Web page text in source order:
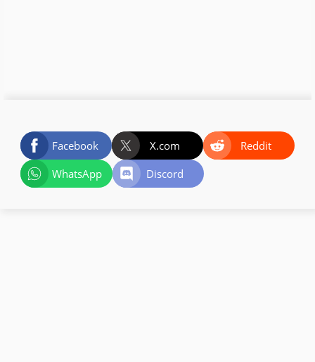
Facebook X.com
Reddit
WhatsApp
Discord